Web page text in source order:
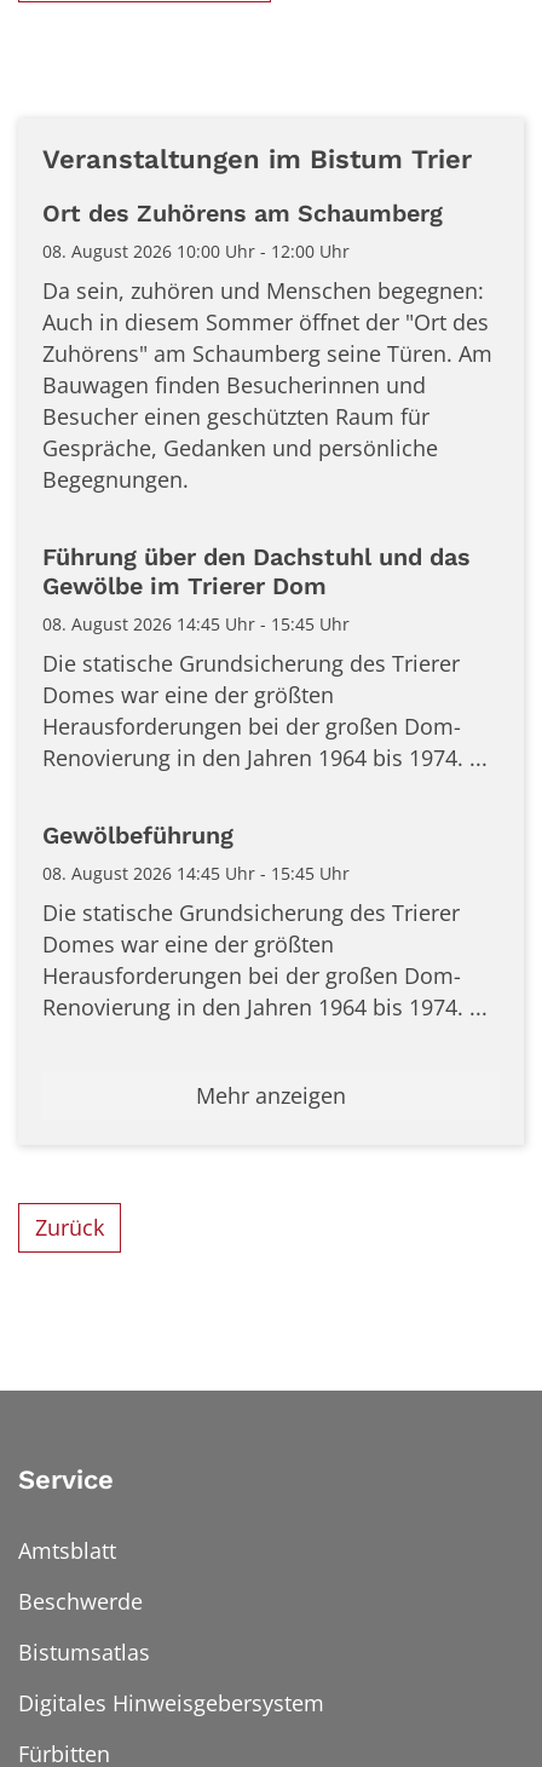
Veranstaltungen im Bistum Trier
Ort des Zuhörens am Schaumberg
08. August 2026 10:00 Uhr - 12:00 Uhr
Da sein, zuhören und Menschen begegnen:
Auch in diesem Sommer öffnet der "Ort des
Zuhörens" am Schaumberg seine Türen. Am
Bauwagen finden Besucherinnen und
Besucher einen geschützten Raum für
Gespräche, Gedanken und persönliche
Begegnungen.
Führung über den Dachstuhl und das
Gewölbe im Trierer Dom
08. August 2026 14:45 Uhr - 15:45 Uhr
Die statische Grundsicherung des Trierer
Domes war eine der größten
Herausforderungen bei der großen Dom-
Renovierung in den Jahren 1964 bis 1974. ...
Gewölbeführung
08. August 2026 14:45 Uhr - 15:45 Uhr
Die statische Grundsicherung des Trierer
Domes war eine der größten
Herausforderungen bei der großen Dom-
Renovierung in den Jahren 1964 bis 1974. ...
Mehr anzeigen
Zurück
Service
Amtsblatt
Beschwerde
Bistumsatlas
Digitales Hinweisgebersystem
Fürbitten